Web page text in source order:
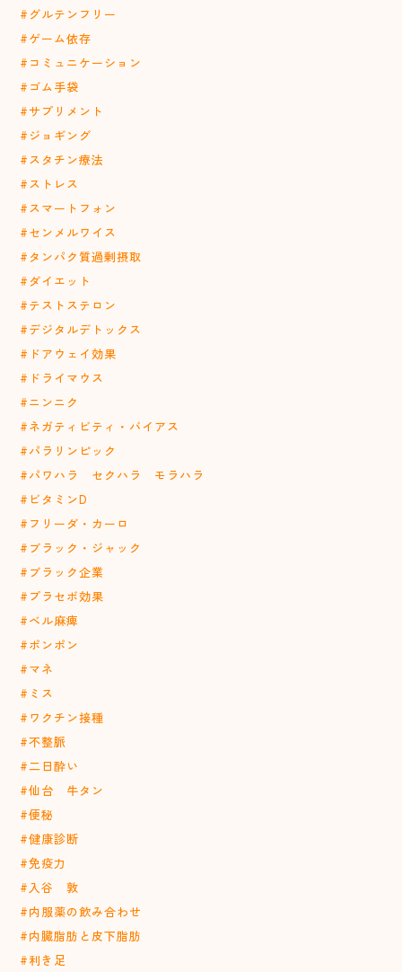
#グルテンフリー
#ゲーム依存
#コミュニケーション
#ゴム手袋
#サプリメント
#ジョギング
#スタチン療法
#ストレス
#スマートフォン
#センメルワイス
#タンパク質過剰摂取
#ダイエット
#テストステロン
#デジタルデトックス
#ドアウェイ効果
#ドライマウス
#ニンニク
#ネガティビティ・バイアス
#パラリンピック
#パワハラ セクハラ モラハラ
#ビタミンD
#フリーダ・カーロ
#ブラック・ジャック
#ブラック企業
#プラセボ効果
#ベル麻痺
#ポンポン
#マネ
#ミス
#ワクチン接種
#不整脈
#二日酔い
#仙台 牛タン
#便秘
#健康診断
#免疫力
#入谷 敦
#内服薬の飲み合わせ
#内臓脂肪と皮下脂肪
#利き足